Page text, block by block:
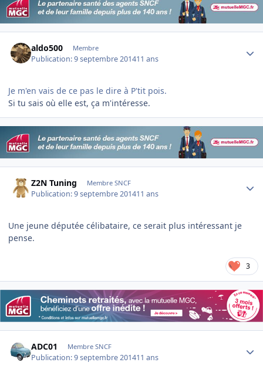
aldo500 Membre
Publication:9 septembre 201411 ans
Je m'en vais de ce pas le dire à P'tit pois.
Si tu sais où elle est, ça m'intéresse.
Z2N Tuning Membre SNCF
Publication:9 septembre 201411 ans
Une jeune députée célibataire, ce serait plus intéressant je
pense.
3
ADC01 Membre SNCF
Publication:9 septembre 201411 ans